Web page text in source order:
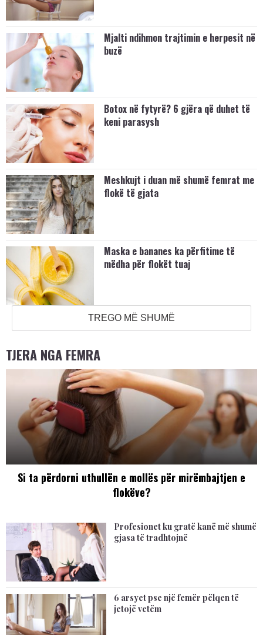
Mjalti ndihmon trajtimin e herpesit në
buzë
Botox në fytyrë? 6 gjëra që duhet të
keni parasysh
Meshkujt i duan më shumë femrat me
flokë të gjata
Maska e bananes ka përfitime të
mëdha për flokët tuaj
TREGO MË SHUMË
TJERA NGA FEMRA
Si ta përdorni uthullën e mollës për mirëmbajtjen e
flokëve?
Profesionet ku gratë kanë më shumë
gjasa të tradhtojnë
6 arsyet pse një femër pëlqen të
jetojë vetëm